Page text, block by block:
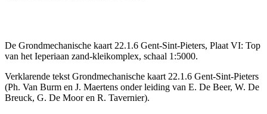
De Grondmechanische kaart 22.1.6 Gent-Sint-Pieters, Plaat VI: Top
van het Ieperiaan zand-kleikomplex, schaal 1:5000.
Verklarende tekst Grondmechanische kaart 22.1.6 Gent-Sint-Pieters
(Ph. Van Burm en J. Maertens onder leiding van E. De Beer, W. De
Breuck, G. De Moor en R. Tavernier).